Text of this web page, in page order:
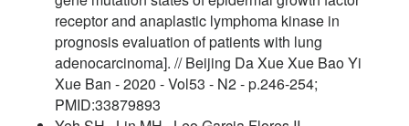
receptor and anaplastic lymphoma kinase in
prognosis evaluation of patients with lung
adenocarcinoma]. // Beijing Da Xue Xue Bao Yi
Xue Ban - 2020 - Vol53 - N2 - p.246-254;
PMID:33879893